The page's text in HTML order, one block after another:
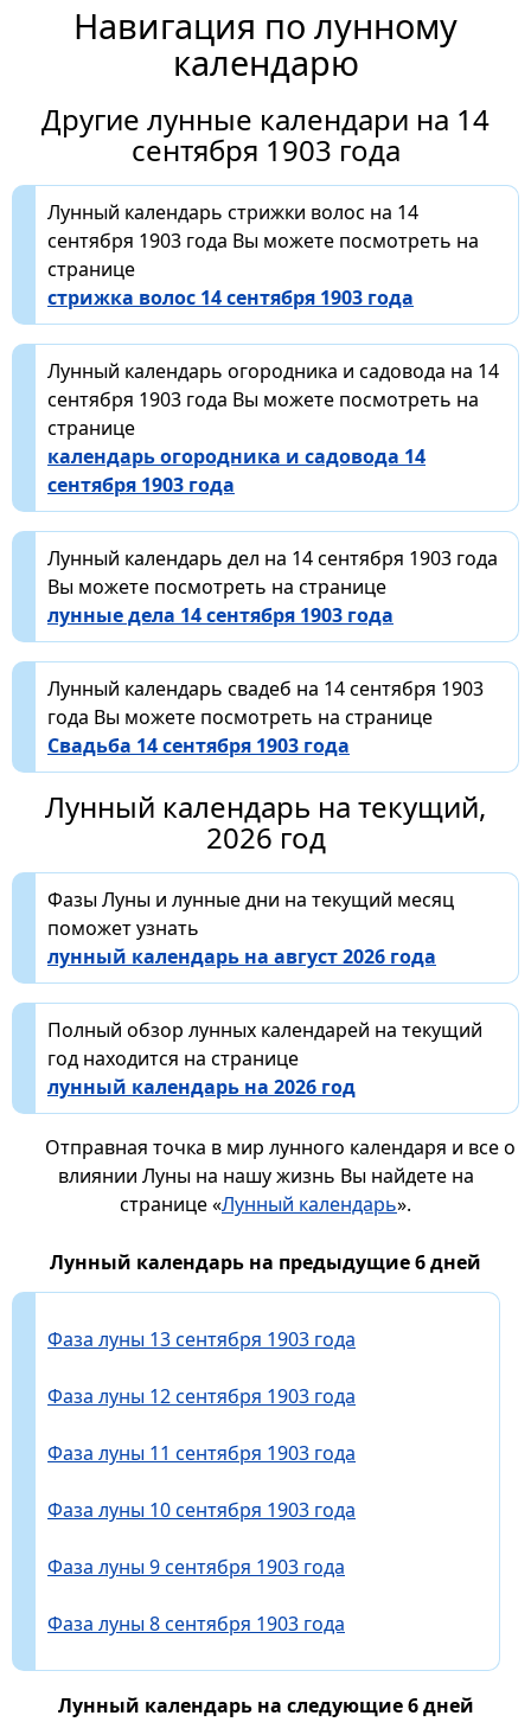
Навигация по лунному
календарю
Другие лунные календари на 14
сентября 1903 года
Лунный календарь стрижки волос на 14
сентября 1903 года Вы можете посмотреть на
странице
стрижка волос 14 сентября 1903 года
Лунный календарь огородника и садовода на 14
сентября 1903 года Вы можете посмотреть на
странице
календарь огородника и садовода 14
сентября 1903 года
Лунный календарь дел на 14 сентября 1903 года
Вы можете посмотреть на странице
лунные дела 14 сентября 1903 года
Лунный календарь свадеб на 14 сентября 1903
года Вы можете посмотреть на странице
Свадьба 14 сентября 1903 года
Лунный календарь на текущий,
2026 год
Фазы Луны и лунные дни на текущий месяц
поможет узнать
лунный календарь на август 2026 года
Полный обзор лунных календарей на текущий
год находится на странице
лунный календарь на 2026 год
Отправная точка в мир лунного календаря и все о
влиянии Луны на нашу жизнь Вы найдете на
странице «Лунный календарь».
Лунный календарь на предыдущие 6 дней
Фаза луны 13 сентября 1903 года
Фаза луны 12 сентября 1903 года
Фаза луны 11 сентября 1903 года
Фаза луны 10 сентября 1903 года
Фаза луны 9 сентября 1903 года
Фаза луны 8 сентября 1903 года
Лунный календарь на следующие 6 дней